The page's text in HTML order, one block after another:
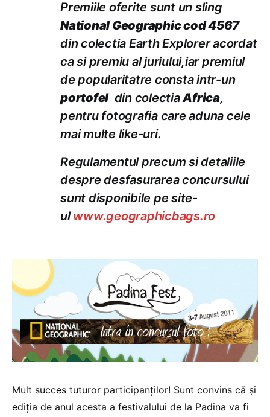
Premiile oferite sunt un sling
National Geographic cod 4567
din colectia Earth Explorer acordat
ca si premiu al juriului,iar premiul
de popularitatre consta intr-un
portofeldin colectiaAfrica,
pentru fotografia care aduna cele
mai multe like-uri.
Regulamentul precum si detaliile
despre desfasurarea concursului
sunt disponibile pe site-
ulwww.geographicbags.ro
Mult succes tuturor participanților! Sunt convins că și
ediția de anul acesta a festivalului de la Padina va fi